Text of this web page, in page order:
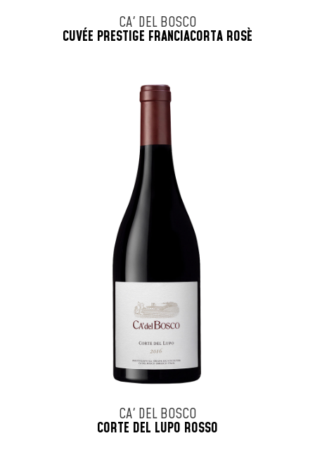
CA' DEL BOSCO
CUVÉE PRESTIGE FRANCIACORTA ROSÈ
CA' DEL BOSCO
CORTE DEL LUPO ROSSO